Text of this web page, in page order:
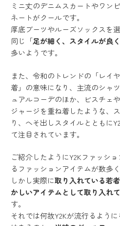
ミニ丈のデニムスカートやワン
ネートがクールです。
厚底ブーツやルーズソックスを
同じ「足が細く、スタイルが良
多いようです。
また、令和のトレンドの「レイ
着」の意味になり、主流のシャ
ュアルコーデのほか、ビスチェ
ジャージを重ね着したような、
り、へそ出しスタイルとともに
て注目されています。
ご紹介したようにY2Kファッシ
るファッションアイテムが数多
しかし実際に取り入れている若
かしいアイテムとして取り入れ
す。
それでは何故Y2Kが流行るよう